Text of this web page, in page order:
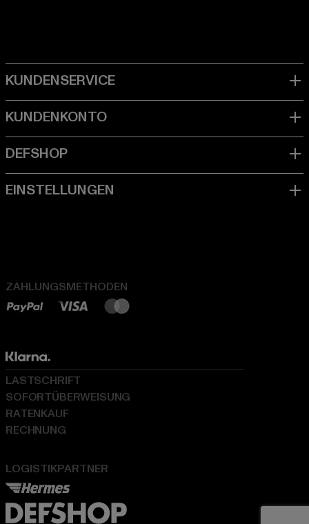
ZAHLUNGSMETHODEN
LOGISTIKPARTNER
LASTSCHRIFT
SOFORTÜBERWEISUNG
RATENKAUF
RECHNUNG